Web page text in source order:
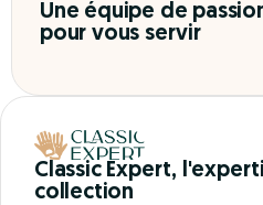
Une équipe de
pour vous servir
Classic Expert,
collection